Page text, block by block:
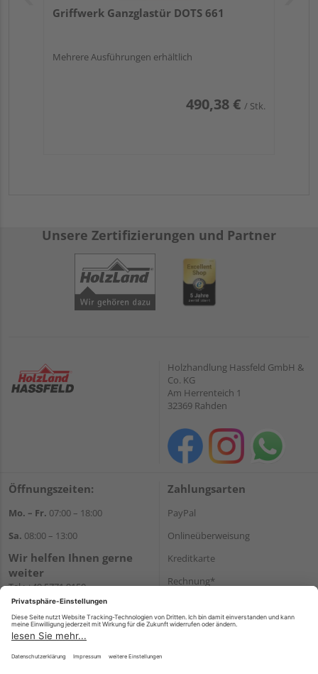
Griffwerk Ganzglastür DOTS 661
Mehrere Ausführungen erhältlich
490,38 € / Stk.
Unsere Zertifizierungen und Partner
Holzhandlung Hassfeld GmbH &
Co. KG
Am Herrenteich 1
32369 Rahden
Öffnungszeiten:
Mo. – Fr. 07:00 – 18:00
Sa. 08:00 – 13:00
Wir helfen Ihnen gerne
weiter
Tel.:+49 5771 9150
E-Mail:info@holz-hassfeld.de
WhatsApp
Zahlungsarten
PayPal
Onlineüberweisung
Kreditkarte
Rechnung*
Versand